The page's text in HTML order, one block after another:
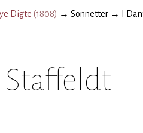
Digte (1808) → Sonnetter → I
Staffeldt